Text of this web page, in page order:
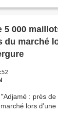
5 000
du marché